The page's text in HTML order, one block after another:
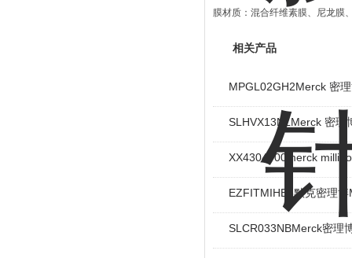
膜材质：混合纤维素膜、尼龙膜
相关产品
MPGL02GH2Merck 密
SLHVX13NLMerck 密理
XX4304700merck
EZFITMIHE3默克密理
SLCR033NBMerck密理